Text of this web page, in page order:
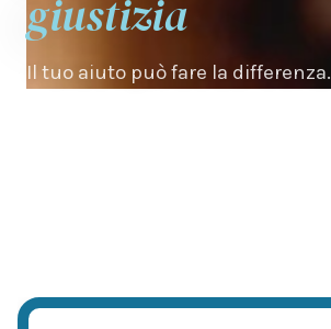
giustizia
Il tuo aiuto può fare la differenza.